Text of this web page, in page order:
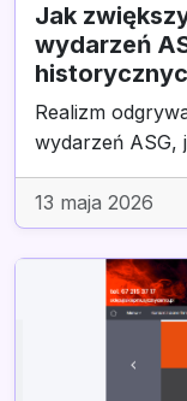
Jak
wydarzeń
Realizm
wydarzeń ASG,
13 maja 2026